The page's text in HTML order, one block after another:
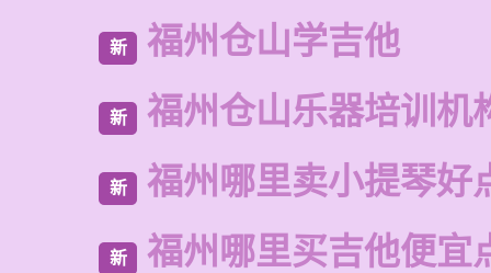
新 福州仓山学吉他
新 福州仓山乐器培训机
新 福州哪里卖小提琴好
新 福州哪里买吉他便宜